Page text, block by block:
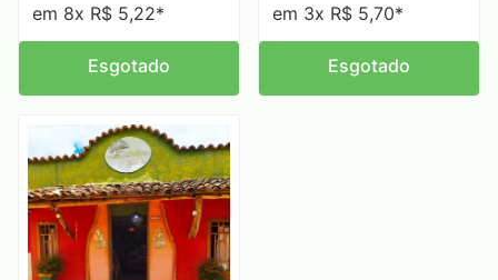
em 8x R$ 5,22*
Esgotado
em 3x R$ 5,70*
Esgotado